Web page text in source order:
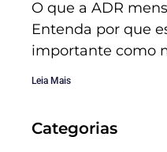
O que a ADR
Entenda por que
importante como
Leia Mais
Categorias